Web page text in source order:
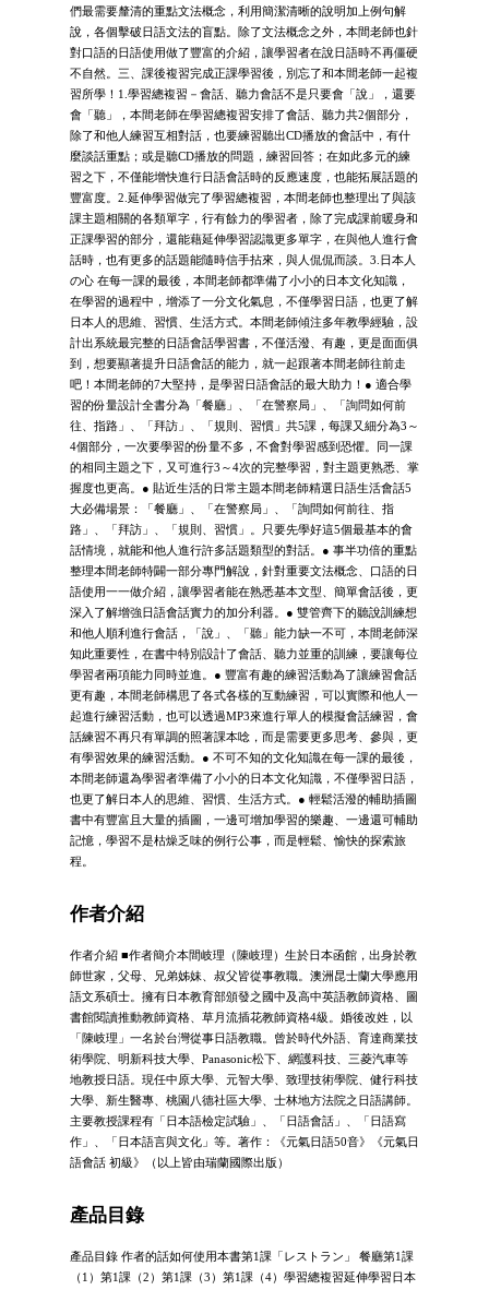
們最需要釐清的重點文法概念，利用簡潔清晰的說明加上例句解
說，各個擊破日語文法的盲點。除了文法概念之外，本間老師也針
對口語的日語使用做了豐富的介紹，讓學習者在說日語時不再僵硬
不自然。三、課後複習完成正課學習後，別忘了和本間老師一起複
習所學！1.學習總複習－會話、聽力會話不是只要會「說」，還要
會「聽」，本間老師在學習總複習安排了會話、聽力共2個部分，
除了和他人練習互相對話，也要練習聽出CD播放的會話中，有什
麼談話重點；或是聽CD播放的問題，練習回答；在如此多元的練
習之下，不僅能增快進行日語會話時的反應速度，也能拓展話題的
豐富度。2.延伸學習做完了學習總複習，本間老師也整理出了與該
課主題相關的各類單字，行有餘力的學習者，除了完成課前暖身和
正課學習的部分，還能藉延伸學習認識更多單字，在與他人進行會
話時，也有更多的話題能隨時信手拈來，與人侃侃而談。3.日本人
の心 在每一課的最後，本間老師都準備了小小的日本文化知識，
在學習的過程中，增添了一分文化氣息，不僅學習日語，也更了解
日本人的思維、習慣、生活方式。本間老師傾注多年教學經驗，設
計出系統最完整的日語會話學習書，不僅活潑、有趣，更是面面俱
到，想要顯著提升日語會話的能力，就一起跟著本間老師往前走
吧！本間老師的7大堅持，是學習日語會話的最大助力！● 適合學
習的份量設計全書分為「餐廳」、「在警察局」、「詢問如何前
往、指路」、「拜訪」、「規則、習慣」共5課，每課又細分為3～
4個部分，一次要學習的份量不多，不會對學習感到恐懼。同一課
的相同主題之下，又可進行3～4次的完整學習，對主題更熟悉、掌
握度也更高。● 貼近生活的日常主題本間老師精選日語生活會話5
大必備場景：「餐廳」、「在警察局」、「詢問如何前往、指
路」、「拜訪」、「規則、習慣」。只要先學好這5個最基本的會
話情境，就能和他人進行許多話題類型的對話。● 事半功倍的重點
整理本間老師特闢一部分專門解說，針對重要文法概念、口語的日
語使用一一做介紹，讓學習者能在熟悉基本文型、簡單會話後，更
深入了解增強日語會話實力的加分利器。● 雙管齊下的聽說訓練想
和他人順利進行會話，「說」、「聽」能力缺一不可，本間老師深
知此重要性，在書中特別設計了會話、聽力並重的訓練，要讓每位
學習者兩項能力同時並進。● 豐富有趣的練習活動為了讓練習會話
更有趣，本間老師構思了各式各樣的互動練習，可以實際和他人一
起進行練習活動，也可以透過MP3來進行單人的模擬會話練習，會
話練習不再只有單調的照著課本唸，而是需要更多思考、參與，更
有學習效果的練習活動。● 不可不知的文化知識在每一課的最後，
本間老師還為學習者準備了小小的日本文化知識，不僅學習日語，
也更了解日本人的思維、習慣、生活方式。● 輕鬆活潑的輔助插圖
書中有豐富且大量的插圖，一邊可增加學習的樂趣、一邊還可輔助
記憶，學習不是枯燥乏味的例行公事，而是輕鬆、愉快的探索旅
程。
作者介紹
作者介紹 ■作者簡介本間岐理（陳岐理）生於日本函館，出身於教
師世家，父母、兄弟姊妹、叔父皆從事教職。澳洲昆士蘭大學應用
語文系碩士。擁有日本教育部頒發之國中及高中英語教師資格、圖
書館閱讀推動教師資格、草月流插花教師資格4級。婚後改姓，以
「陳岐理」一名於台灣從事日語教職。曾於時代外語、育達商業技
術學院、明新科技大學、Panasonic松下、網護科技、三菱汽車等
地教授日語。現任中原大學、元智大學、致理技術學院、健行科技
大學、新生醫專、桃園八德社區大學、士林地方法院之日語講師。
主要教授課程有「日本語檢定試驗」、「日語會話」、「日語寫
作」、「日本語言與文化」等。著作：《元氣日語50音》《元氣日
語會話 初級》（以上皆由瑞蘭國際出版）
產品目錄
產品目錄 作者的話如何使用本書第1課「レストラン」 餐廳第1課
（1）第1課（2）第1課（3）第1課（4）學習總複習延伸學習日本